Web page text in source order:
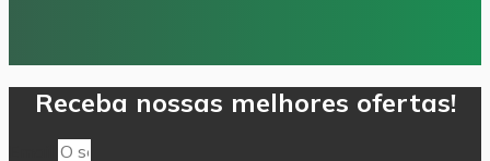
Receba nossas melhores ofertas!